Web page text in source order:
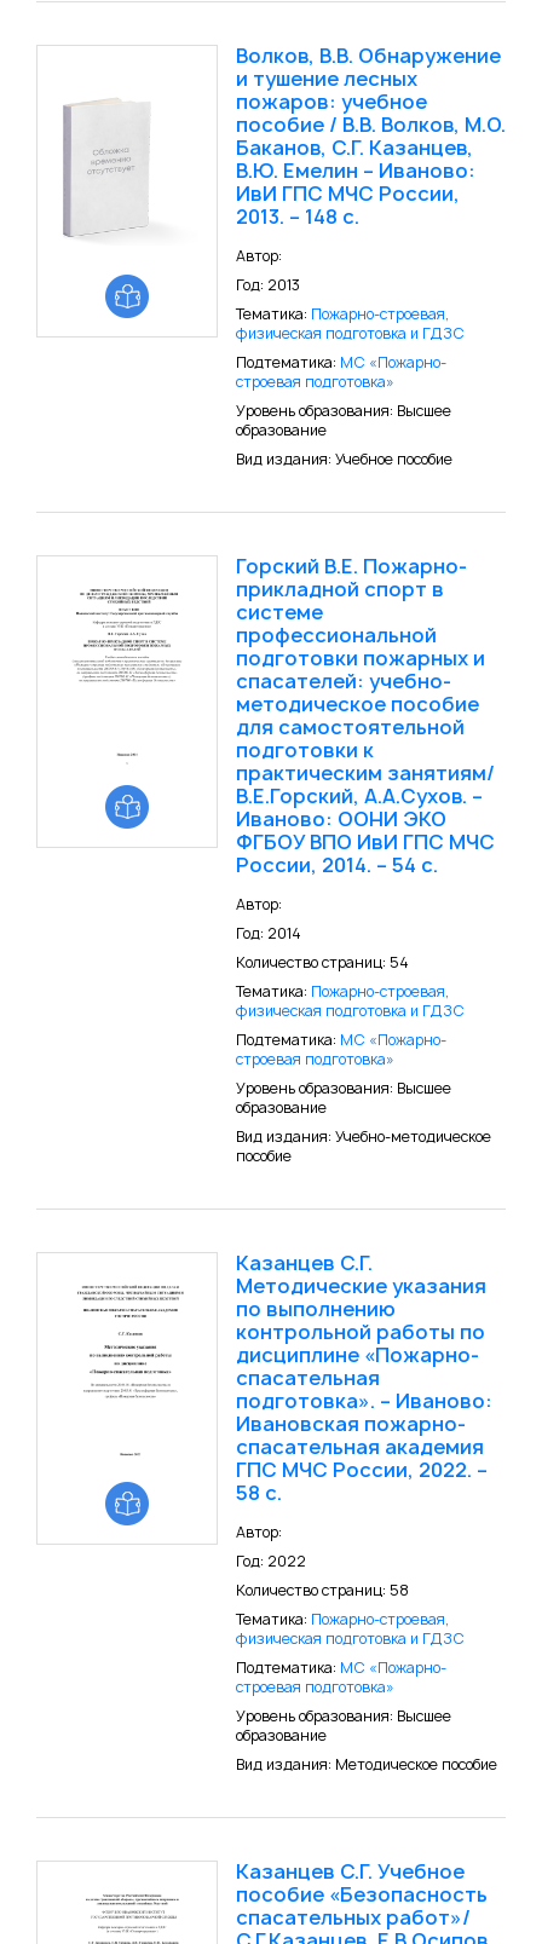
Волков, В.В. Обнаружение
и тушение лесных
пожаров: учебное
пособие / В.В. Волков, М.О.
Баканов, С.Г. Казанцев,
В.Ю. Емелин – Иваново:
ИвИ ГПС МЧС России,
2013. – 148 с.
Автор:
Год: 2013
Тематика: Пожарно-строевая,
физическая подготовка и ГДЗС
Подтематика: МС «Пожарно-
строевая подготовка»
Уровень образования: Высшее
образование
Вид издания: Учебное пособие
Горский В.Е. Пожарно-
прикладной спорт в
системе
профессиональной
подготовки пожарных и
спасателей: учебно-
методическое пособие
для самостоятельной
подготовки к
практическим занятиям/
В.Е.Горский, А.А.Сухов. –
Иваново: ООНИ ЭКО
ФГБОУ ВПО ИвИ ГПС МЧС
России, 2014. – 54 с.
Автор:
Год: 2014
Количество страниц: 54
Тематика: Пожарно-строевая,
физическая подготовка и ГДЗС
Подтематика: МС «Пожарно-
строевая подготовка»
Уровень образования: Высшее
образование
Вид издания: Учебно-методическое
пособие
Казанцев С.Г.
Методические указания
по выполнению
контрольной работы по
дисциплине «Пожарно-
спасательная
подготовка». – Иваново:
Ивановская пожарно-
спасательная академия
ГПС МЧС России, 2022. –
58 с.
Автор:
Год: 2022
Количество страниц: 58
Тематика: Пожарно-строевая,
физическая подготовка и ГДЗС
Подтематика: МС «Пожарно-
строевая подготовка»
Уровень образования: Высшее
образование
Вид издания: Методическое пособие
Казанцев С.Г. Учебное
пособие «Безопасность
спасательных работ»/